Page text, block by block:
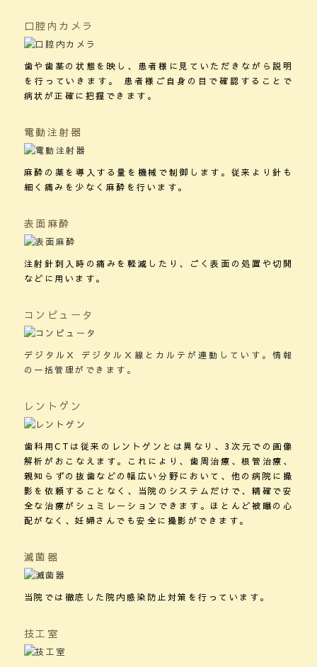
口腔内カメラ
歯や歯茎の状態を映し、患者様に見ていただきながら説明
を行っていきます。 患者様ご自身の目で確認することで
病状が正確に把握できます。
電動注射器
麻酔の薬を導入する量を機械で制御します。従来より針も
細く痛みを少なく麻酔を行います。
表面麻酔
注射針刺入時の痛みを軽減したり、ごく表面の処置や切開
などに用います。
コンピュータ
デジタルＸ デジタルＸ線とカルテが連動していす。情報
の一括管理ができます。
レントゲン
歯科用CTは従来のレントゲンとは異なり、3次元での画像
解析がおこなえます。これにより、歯周治療、根管治療、
親知らずの抜歯などの幅広い分野において、他の病院に撮
影を依頼することなく、当院のシステムだけで、精確で安
全な治療がシュミレーションできます。ほとんど被曝の心
配がなく、妊婦さんでも安全に撮影ができます。
滅菌器
当院では徹底した院内感染防止対策を行っています。
技工室